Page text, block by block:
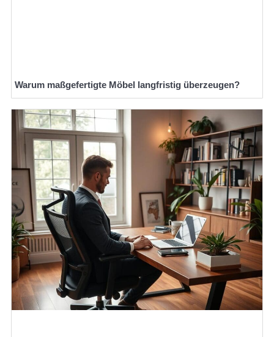
Warum maßgefertigte Möbel langfristig überzeugen?